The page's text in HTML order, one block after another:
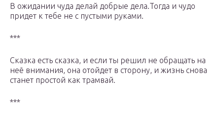
В ожидании чуда делай добрые дела.Тогда и чудо
придет к тебе не с пустыми руками.
***
Сказка есть сказка, и если ты решил не обращать на
неё внимания, она отойдет в сторону, и жизнь снова
станет простой как трамвай.
***